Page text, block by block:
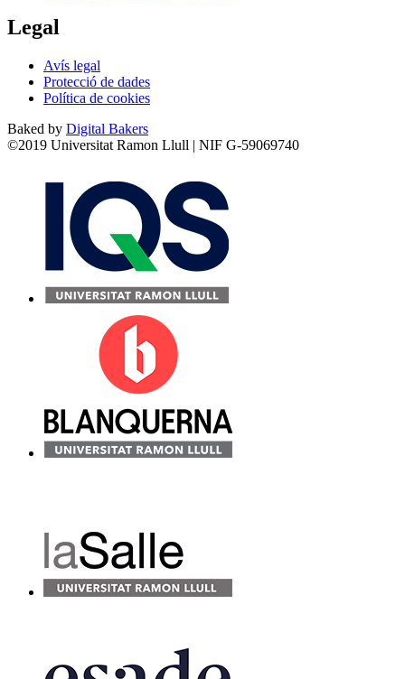
Legal
Avís legal
Protecció de dades
Política de cookies
Baked by Digital Bakers
©2019 Universitat Ramon Llull | NIF G-59069740